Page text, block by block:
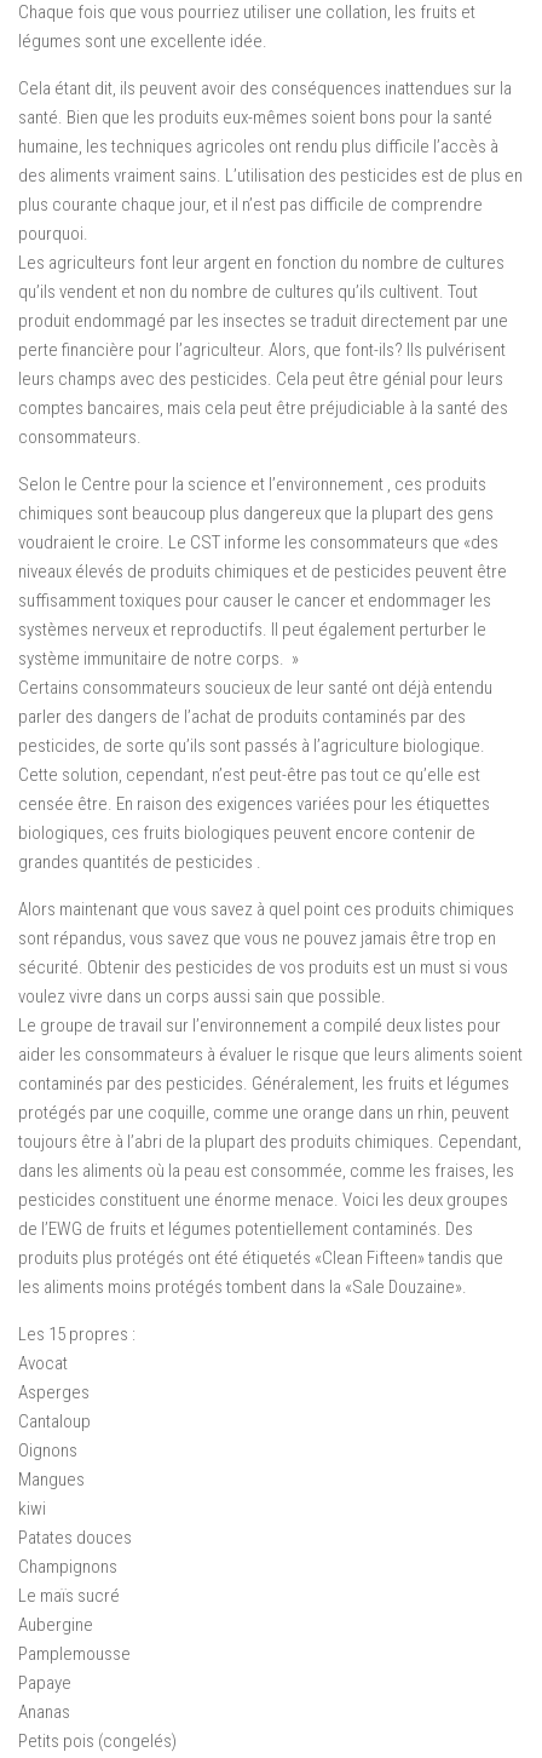
Chaque fois que vous pourriez utiliser une collation, les fruits et
légumes sont une excellente idée.
Cela étant dit, ils peuvent avoir des conséquences inattendues sur la
santé. Bien que les produits eux-mêmes soient bons pour la santé
humaine, les techniques agricoles ont rendu plus difficile l’accès à
des aliments vraiment sains. L’utilisation des pesticides est de plus en
plus courante chaque jour, et il n’est pas difficile de comprendre
pourquoi.
Les agriculteurs font leur argent en fonction du nombre de cultures
qu’ils vendent et non du nombre de cultures qu’ils cultivent. Tout
produit endommagé par les insectes se traduit directement par une
perte financière pour l’agriculteur. Alors, que font-ils? Ils pulvérisent
leurs champs avec des pesticides. Cela peut être génial pour leurs
comptes bancaires, mais cela peut être préjudiciable à la santé des
consommateurs.
Selon le Centre pour la science et l’environnement , ces produits
chimiques sont beaucoup plus dangereux que la plupart des gens
voudraient le croire. Le CST informe les consommateurs que «des
niveaux élevés de produits chimiques et de pesticides peuvent être
suffisamment toxiques pour causer le cancer et endommager les
systèmes nerveux et reproductifs. Il peut également perturber le
système immunitaire de notre corps. »
Certains consommateurs soucieux de leur santé ont déjà entendu
parler des dangers de l’achat de produits contaminés par des
pesticides, de sorte qu’ils sont passés à l’agriculture biologique.
Cette solution, cependant, n’est peut-être pas tout ce qu’elle est
censée être. En raison des exigences variées pour les étiquettes
biologiques, ces fruits biologiques peuvent encore contenir de
grandes quantités de pesticides .
Alors maintenant que vous savez à quel point ces produits chimiques
sont répandus, vous savez que vous ne pouvez jamais être trop en
sécurité. Obtenir des pesticides de vos produits est un must si vous
voulez vivre dans un corps aussi sain que possible.
Le groupe de travail sur l’environnement a compilé deux listes pour
aider les consommateurs à évaluer le risque que leurs aliments soient
contaminés par des pesticides. Généralement, les fruits et légumes
protégés par une coquille, comme une orange dans un rhin, peuvent
toujours être à l’abri de la plupart des produits chimiques. Cependant,
dans les aliments où la peau est consommée, comme les fraises, les
pesticides constituent une énorme menace. Voici les deux groupes
de l’EWG de fruits et légumes potentiellement contaminés. Des
produits plus protégés ont été étiquetés «Clean Fifteen» tandis que
les aliments moins protégés tombent dans la «Sale Douzaine».
Les 15 propres :
Avocat
Asperges
Cantaloup
Oignons
Mangues
kiwi
Patates douces
Champignons
Le maïs sucré
Aubergine
Pamplemousse
Papaye
Ananas
Petits pois (congelés)